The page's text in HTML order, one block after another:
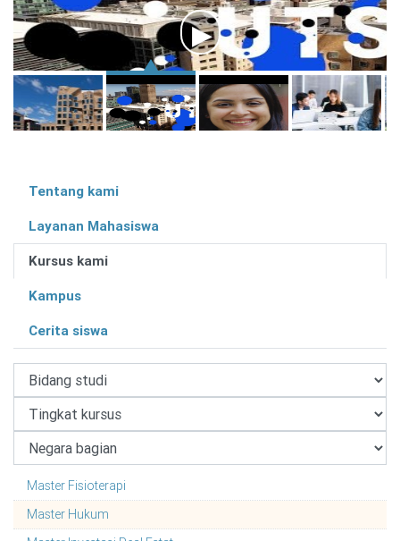
Tentang kami
Layanan Mahasiswa
Kursus kami
Kampus
Cerita siswa
Master Fisioterapi
Master Hukum